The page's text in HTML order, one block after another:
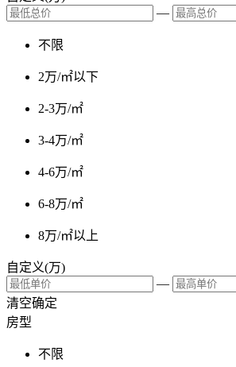
—
不限
2万/㎡以下
2-3万/㎡
3-4万/㎡
4-6万/㎡
6-8万/㎡
8万/㎡以上
自定义(万)
—
清空确定
房型
不限